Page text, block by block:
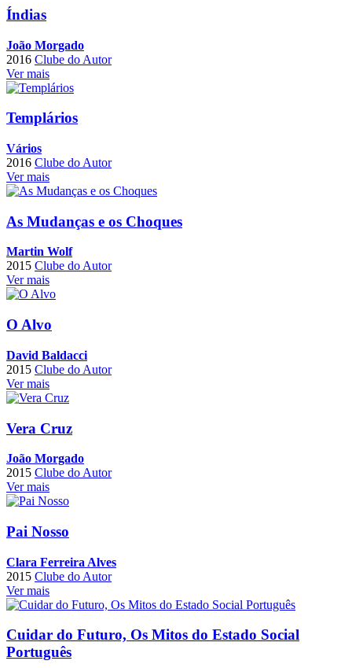
Índias
João Morgado
2016 Clube do Autor
Ver mais
Templários
Vários
2016 Clube do Autor
Ver mais
As Mudanças e os Choques
Martin Wolf
2015 Clube do Autor
Ver mais
O Alvo
David Baldacci
2015 Clube do Autor
Ver mais
Vera Cruz
João Morgado
2015 Clube do Autor
Ver mais
Pai Nosso
Clara Ferreira Alves
2015 Clube do Autor
Ver mais
Cuidar do Futuro, Os Mitos do Estado Social
Português